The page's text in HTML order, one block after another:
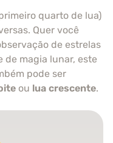
quarto de lua)
Quer você
de estrelas
de magia lunar, este
pode ser
ou lua crescente.